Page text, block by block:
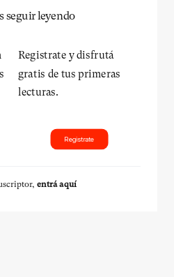
seguir leyendo
Registrate y disfrutá
gratis de tus primeras
lecturas.
Registrate
entrá aquí